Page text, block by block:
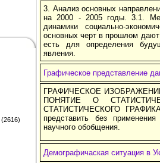
(2616)
3. Анализ основных
на 2000 - 2005 годы. 3.1.
динамики социально-
основных черт в прошлом дают
есть для определения
явления.
Графическое представление
ГРАФИЧЕСКОЕ
ПОНЯТИЕ О
СТАТИСТИЧЕСКОГО ГРАФИКА
представить без
научного обобщения.
Демографичаская ситуация в